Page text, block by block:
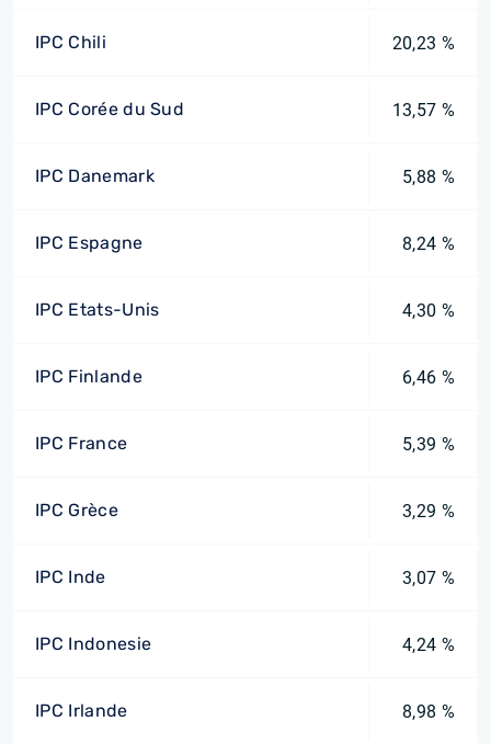
IPC Chili 20,23 %
IPC Corée du Sud 13,57 %
IPC Danemark 5,88 %
IPC Espagne 8,24 %
IPC Etats-Unis 4,30 %
IPC Finlande 6,46 %
IPC France 5,39 %
IPC Grèce 3,29 %
IPC Inde 3,07 %
IPC Indonesie 4,24 %
IPC Irlande 8,98 %